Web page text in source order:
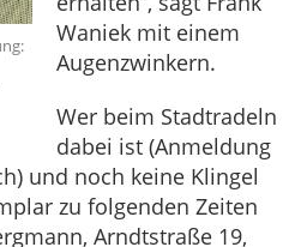
Waniek mit einem
Augenzwinkern.
Wer beim Stadtradeln
dabei ist (Anmeldung
und noch keine Klingel
zu folgenden Zeiten
Arndtstraße 19,